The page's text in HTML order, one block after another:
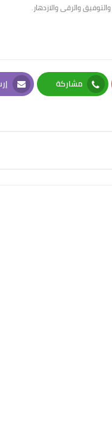
والرقى والازدهار.
مشاركة
Whatsapp